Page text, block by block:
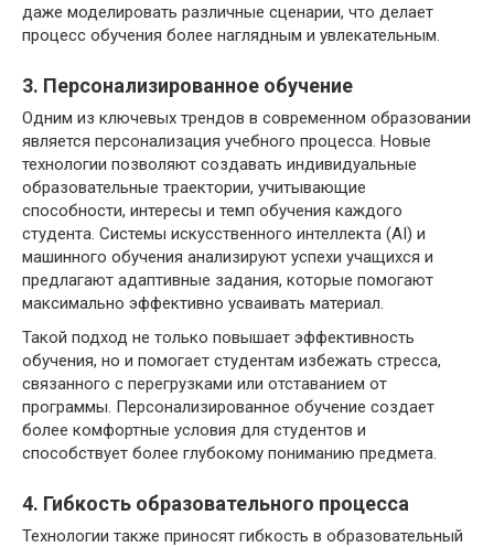
даже моделировать различные сценарии, что делает
процесс обучения более наглядным и увлекательным.
3. Персонализированное обучение
Одним из ключевых трендов в современном образовании
является персонализация учебного процесса. Новые
технологии позволяют создавать индивидуальные
образовательные траектории, учитывающие
способности, интересы и темп обучения каждого
студента. Системы искусственного интеллекта (AI) и
машинного обучения анализируют успехи учащихся и
предлагают адаптивные задания, которые помогают
максимально эффективно усваивать материал.
Такой подход не только повышает эффективность
обучения, но и помогает студентам избежать стресса,
связанного с перегрузками или отставанием от
программы. Персонализированное обучение создает
более комфортные условия для студентов и
способствует более глубокому пониманию предмета.
4. Гибкость образовательного процесса
Технологии также приносят гибкость в образовательный